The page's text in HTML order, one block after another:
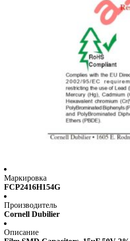
Маркировка
FCP2416H154G
Производитель
Cornell Dubilier
Описание